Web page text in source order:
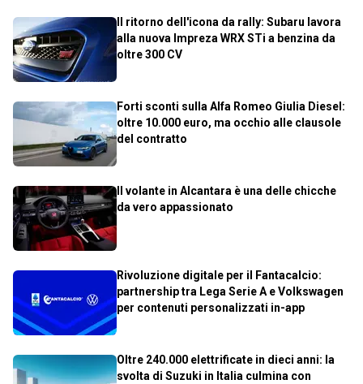
Il ritorno dell'icona da rally: Subaru lavora
alla nuova Impreza WRX STi a benzina da
oltre 300 CV
Forti sconti sulla Alfa Romeo Giulia Diesel:
oltre 10.000 euro, ma occhio alle clausole
del contratto
Il volante in Alcantara è una delle chicche
da vero appassionato
Rivoluzione digitale per il Fantacalcio:
partnership tra Lega Serie A e Volkswagen
per contenuti personalizzati in-app
Oltre 240.000 elettrificate in dieci anni: la
svolta di Suzuki in Italia culmina con